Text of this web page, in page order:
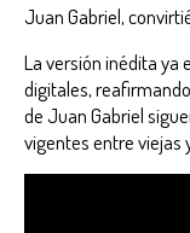
Juan Gabriel,
La versión inédita ya
digitales,
de Juan Gabriel
vigentes entre viejas